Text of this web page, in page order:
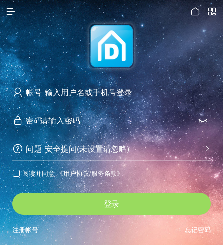

访问电脑版
 

 帐号
 密码 
 问题 
安全提问(未设置请忽略)
 阅读并同意 《用户协议/服务条款》
登录
忘记密码
注册帐号